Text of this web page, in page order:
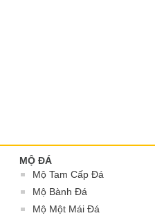
MỘ ĐÁ
Mộ Tam Cấp Đá
Mộ Bành Đá
Mộ Một Mái Đá